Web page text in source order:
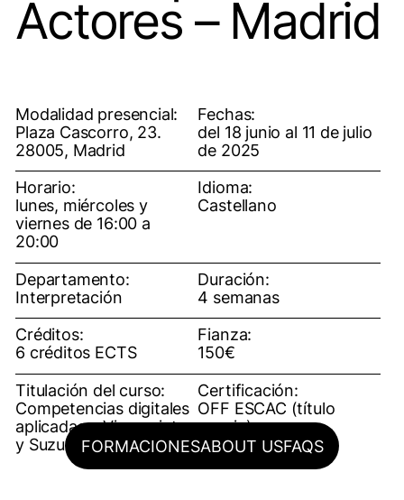
FORMACIONESABOUT USFAQS
Actores – Madrid
Modalidad presencial:
Plaza Cascorro, 23.
28005, Madrid
Fechas:
del 18 junio al 11 de julio
de 2025
Horario:
lunes, miércoles y
viernes de 16:00 a
20:00
Idioma:
Castellano
Departamento:
Interpretación
Duración:
4 semanas
Créditos:
6 créditos ECTS
Fianza:
150€
Titulación del curso:
Competencias digitales
aplicadas a Viewpoints
y Suzuki para Actores
Certificación:
OFF ESCAC (título
propio)